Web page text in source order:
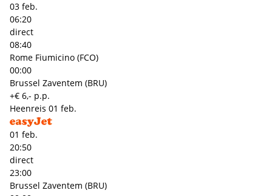
03 feb.
06:20
direct
08:40
Rome Fiumicino (FCO)
00:00
Brussel Zaventem (BRU)
+€ 6,- p.p.
Heenreis 01 feb.
01 feb.
20:50
direct
23:00
Brussel Zaventem (BRU)